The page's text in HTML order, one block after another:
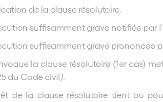
de la clause résolutoire,
suffisamment grave notifiée par
suffisamment grave prononcée
la clause résolutoire (1er cas)
du Code civil).
de la clause résolutoire tient au